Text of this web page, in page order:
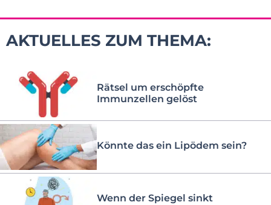
AKTUELLES ZUM THEMA:
Rätsel um erschöpfte
Immunzellen gelöst
Könnte das ein Lipödem sein?
Wenn der Spiegel sinkt